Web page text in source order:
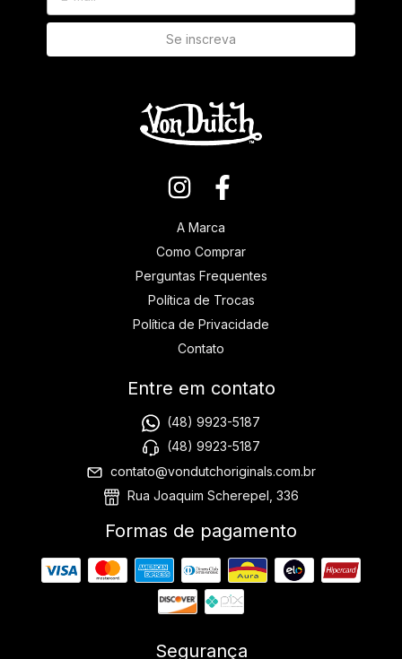
A Marca
Como Comprar
Perguntas Frequentes
Política de Trocas
Política de Privacidade
Contato
Entre em contato
(48) 9923-5187
(48) 9923-5187
contato@vondutchoriginals.com.br
Rua Joaquim Scherepel, 336
Formas de pagamento
Segurança